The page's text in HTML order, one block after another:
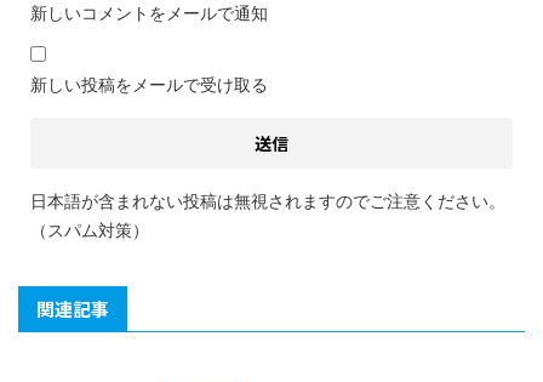
新しいコメントをメールで通知
新しい投稿をメールで受け取る
日本語が含まれない投稿は無視されますのでご注意ください。
（スパム対策）
関連記事